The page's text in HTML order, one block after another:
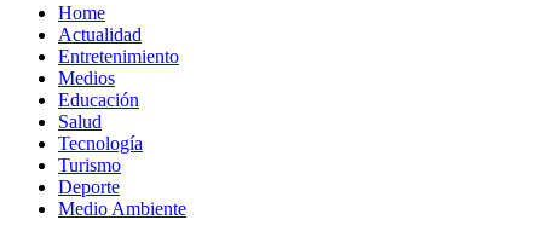
Home
Actualidad
Entretenimiento
Medios
Educación
Salud
Tecnología
Turismo
Deporte
Medio Ambiente